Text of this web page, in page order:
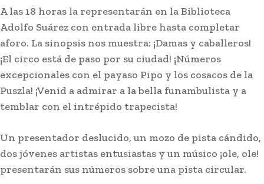
A las 18 horas la representarán en la Biblioteca
Adolfo Suárez con entrada libre hasta completar
aforo. La sinopsis nos muestra: ¡Damas y caballeros!
¡El circo está de paso por su ciudad! ¡Números
excepcionales con el payaso Pipo y los cosacos de la
Puszla! ¡Venid a admirar a la bella funambulista y a
temblar con el intrépido trapecista!
Un presentador deslucido, un mozo de pista cándido,
dos jóvenes artistas entusiastas y un músico ¡ole, ole!
presentarán sus números sobre una pista circular.